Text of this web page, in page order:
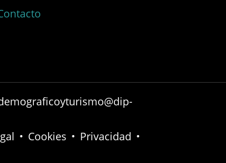
• Cookies • Privacidad •